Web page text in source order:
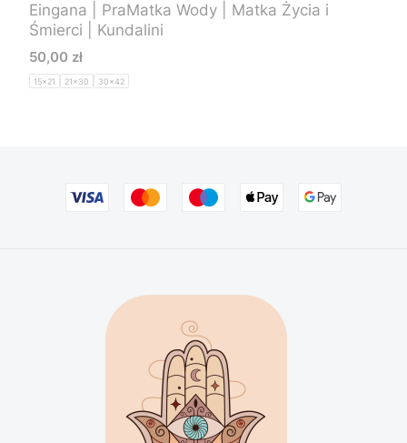
Eingana | PraMatka Wody | Matka Życia i
Śmierci | Kundalini
Cena
50,00 zł
15x21 21x30 30x42